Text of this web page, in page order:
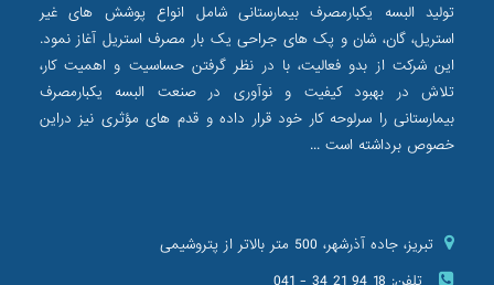
تولید البسه یکبارمصرف بیمارستانی شامل انواع پوشش های غیر
استریل، گان، شان و پک های جراحی یک بار مصرف استریل آغاز نمود.
این شرکت از بدو فعالیت، با در نظر گرفتن حساسیت و اهمیت کار،
تلاش در بهبود کیفیت و نوآوری در صنعت البسه یکبارمصرف
بیمارستانی را سرلوحه کار خود قرار داده و قدم های مؤثری نیز دراین
خصوص برداشته است ...
تبریز، جاده آذرشهر، 500 متر بالاتر از پتروشیمی